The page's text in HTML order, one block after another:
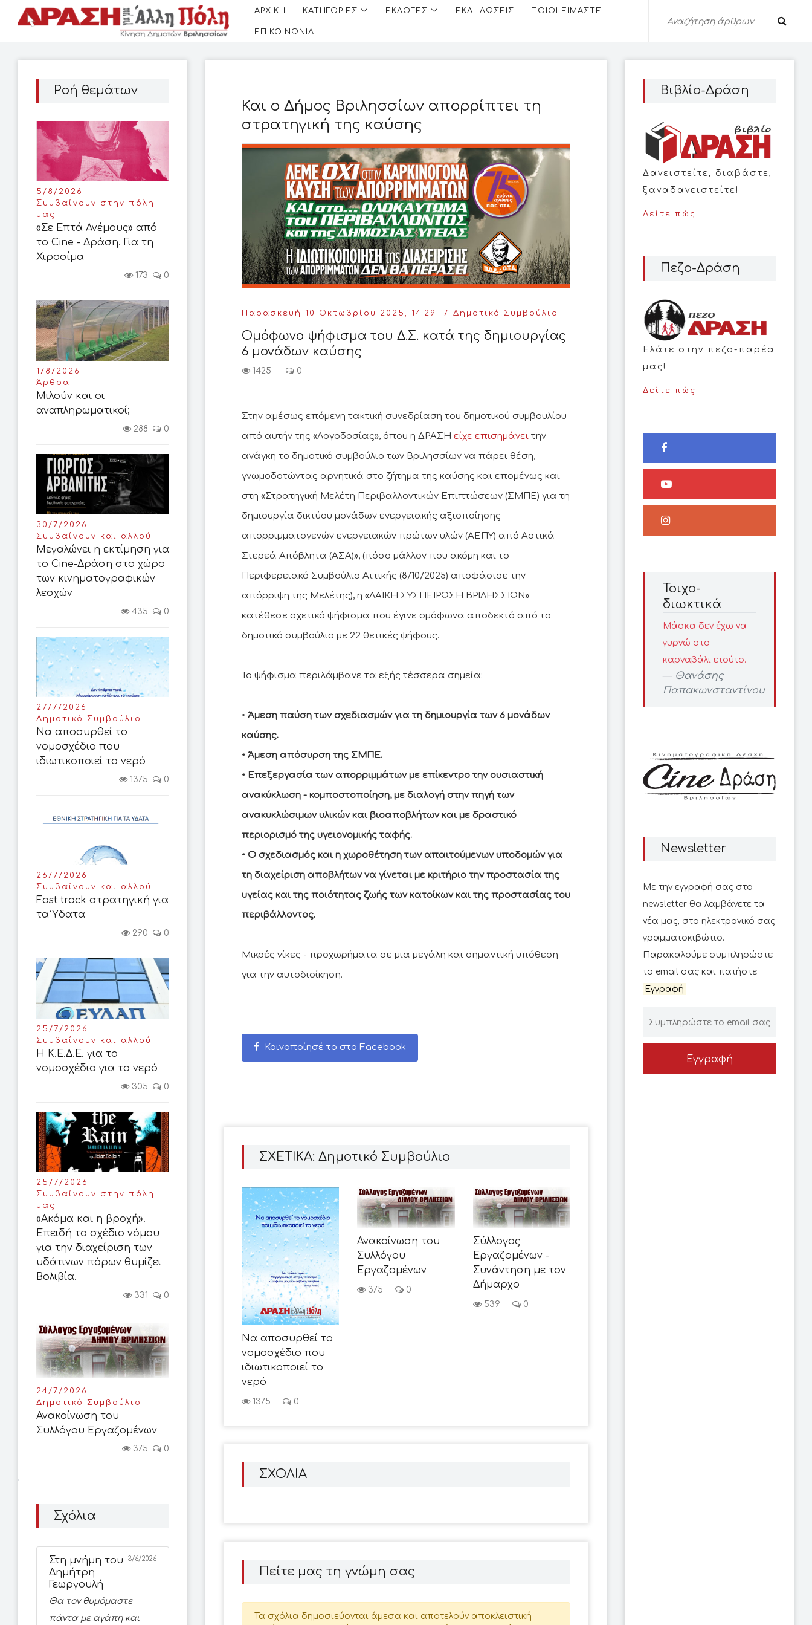
ΑΡΧΙΚΗ ΚΑΤΗΓΟΡΙΕΣ ΕΚΛΟΓΕΣ ΕΚΔΗΛΩΣΕΙΣ ΠΟΙΟΙ ΕΙΜΑΣΤΕ
ΕΠΙΚΟΙΝΩΝΙΑ
Ροή θεμάτων
5/8/2026
Συμβαίνουν στην πόλη
μας
«Σε Επτά Ανέμους» από
το Cine - Δράση. Για τη
Χιροσίμα
173 0
1/8/2026
Άρθρα
Μιλούν και οι
αναπληρωματικοί;
288 0
30/7/2026
Συμβαίνουν και αλλού
Μεγαλώνει η εκτίμηση για
το Cine-Δράση στο χώρο
των κινηματογραφικών
λεσχών
435 0
27/7/2026
Δημοτικό Συμβούλιο
Να αποσυρθεί το
νομοσχέδιο που
ιδιωτικοποιεί το νερό
1375 0
26/7/2026
Συμβαίνουν και αλλού
Fast track στρατηγική για
τα Ύδατα
290 0
25/7/2026
Συμβαίνουν και αλλού
Η Κ.Ε.Δ.Ε. για το
νομοσχέδιο για το νερό
305 0
25/7/2026
Συμβαίνουν στην πόλη
μας
«Ακόμα και η βροχή».
Επειδή το σχέδιο νόμου
για την διαχείριση των
υδάτινων πόρων θυμίζει
Βολιβία.
331 0
24/7/2026
Δημοτικό Συμβούλιο
Ανακοίνωση του
Συλλόγου Εργαζομένων
375 0
Σχόλια
Στη μνήμη του
Δημήτρη
Γεωργουλή
3/6/2026
Θα τον θυμόμαστε
πάντα με αγάπη και
Και ο Δήμος Βριλησσίων απορρίπτει τη
στρατηγική της καύσης
Παρασκευή 10 Οκτωβρίου 2025, 14:29 Δημοτικό Συμβούλιο
Ομόφωνο ψήφισμα του Δ.Σ. κατά της δημιουργίας
6 μονάδων καύσης
1425 0
Στην αμέσως επόμενη τακτική συνεδρίαση του δημοτικού συμβουλίου
από αυτήν της «Λογοδοσίας», όπου η ΔΡΑΣΗ είχε επισημάνει την
ανάγκη το δημοτικό συμβούλιο των Βριλησσίων να πάρει θέση,
γνωμοδοτώντας αρνητικά στο ζήτημα της καύσης και επομένως και
στη «Στρατηγική Μελέτη Περιβαλλοντικών Επιπτώσεων (ΣΜΠΕ) για τη
δημιουργία δικτύου μονάδων ενεργειακής αξιοποίησης
απορριμματογενών ενεργειακών πρώτων υλών (ΑΕΠΥ) από Αστικά
Στερεά Απόβλητα (ΑΣΑ)», (πόσο μάλλον που ακόμη και το
Περιφερειακό Συμβούλιο Αττικής (8/10/2025) αποφάσισε την
απόρριψη της Μελέτης), η «ΛΑΪΚΗ ΣΥΣΠΕΙΡΩΣΗ ΒΡΙΛΗΣΣΙΩΝ»
κατέθεσε σχετικό ψήφισμα που έγινε ομόφωνα αποδεκτό από το
δημοτικό συμβούλιο με 22 θετικές ψήφους.
Το ψήφισμα περιλάμβανε τα εξής τέσσερα σημεία:
• Άμεση παύση των σχεδιασμών για τη δημιουργία των 6 μονάδων
καύσης.
• Άμεση απόσυρση της ΣΜΠΕ.
• Επεξεργασία των απορριμμάτων με επίκεντρο την ουσιαστική
ανακύκλωση - κομποστοποίηση, με διαλογή στην πηγή των
ανακυκλώσιμων υλικών και βιοαποβλήτων και με δραστικό
περιορισμό της υγειονομικής ταφής.
• Ο σχεδιασμός και η χωροθέτηση των απαιτούμενων υποδομών για
τη διαχείριση αποβλήτων να γίνεται με κριτήριο την προστασία της
υγείας και της ποιότητας ζωής των κατοίκων και της προστασίας του
περιβάλλοντος.
Μικρές νίκες - προχωρήματα σε μια μεγάλη και σημαντική υπόθεση
για την αυτοδιοίκηση.
Κοινοποίησέ το στο Facebook
ΣΧΕΤΙΚΑ: Δημοτικό Συμβούλιο
Να αποσυρθεί το
νομοσχέδιο που
ιδιωτικοποιεί το
νερό
1375 0
Ανακοίνωση του
Συλλόγου
Εργαζομένων
375 0
Σύλλογος
Εργαζομένων -
Συνάντηση με τον
Δήμαρχο
539 0
ΣΧΟΛΙΑ
Πείτε μας τη γνώμη σας
Τα σχόλια δημοσιεύονται άμεσα και αποτελούν αποκλειστική
Βιβλίο-Δράση
Δανειστείτε, διαβάστε,
ξαναδανειστείτε!
Δείτε πώς...
Πεζο-Δράση
Ελάτε στην πεζο-παρέα
μας!
Δείτε πώς...
Τοιχο-
διωκτικά
Μάσκα δεν έχω να
γυρνώ στο
καρναβάλι ετούτο.
Θανάσης
Παπακωνσταντίνου
Newsletter
Με την εγγραφή σας στο
newsletter θα λαμβάνετε τα
νέα μας, στο ηλεκτρονικό σας
γραμματοκιβώτιο.
Παρακαλούμε συμπληρώστε
το email σας και πατήστε
Εγγραφή
Εγγραφή